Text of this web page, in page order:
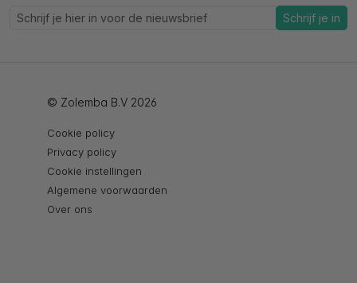
Schrijf je in
© Zolemba B.V 2026
Cookie policy
Privacy policy
Cookie instellingen
Algemene voorwaarden
Over ons